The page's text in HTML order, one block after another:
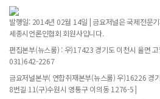
발행일: 2014년 02월 14일 | 금요저널은 국제전문
세종시언론인협회 회원사입니다.
편집본부(뉴스룸) : 우)17423 경기도 이천시 율면
031)642-2267
금요저널본부( 연합취재본부(뉴스룸) 우)16226 경
8번길 11(구)수원시 영통구 이의동 1276-5 |